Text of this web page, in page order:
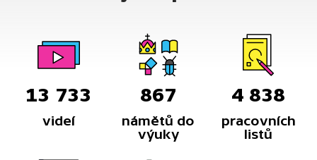
13 733
videí
867
námětů do
výuky
4 838
pracovních
listů